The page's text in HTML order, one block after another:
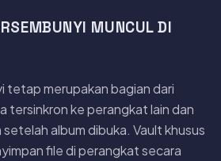
MUNCUL DI
tetap merupakan bagian dari
tersinkron ke perangkat lain dan
album dibuka. Vault khusus
file di perangkat secara